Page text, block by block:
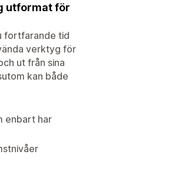
utformat för
fortfarande tid
verktyg för
ut från sina
kan både
enbart har